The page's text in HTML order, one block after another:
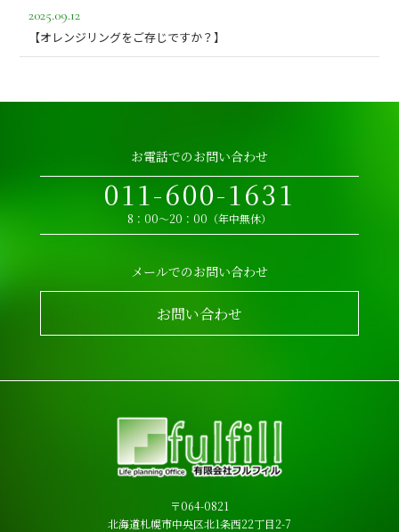
2025.09.12
【オレンジリングをご存じですか？】
お電話でのお問い合わせ
011-600-1631
8：00～20：00（年中無休）
メールでのお問い合わせ
お問い合わせ
〒064-0821
北海道札幌市中央区北1条西22丁目2-7